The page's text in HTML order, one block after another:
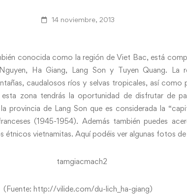
14 noviembre, 2013
conocida como la región de Viet Bac, está
Ha Giang, Lang Son y Tuyen Quang. La
caudalosos ríos y selvas tropicales, así como
zona tendrás la oportunidad de disfrutar de
provincia de Lang Son que es considerada la
(1945-1954). Además también puedes
étnicos vietnamitas. Aquí podéis ver algunas fotos
(Fuente: http://vilide.com/du-lich_ha-giang)